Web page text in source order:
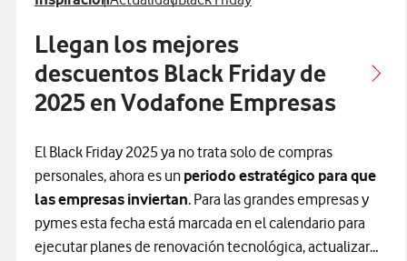
Llegan los mejores
descuentos Black Friday de
2025 en Vodafone Empresas
El Black Friday 2025 ya no trata solo de compras
personales, ahora es un periodo estratégico para que
las empresas inviertan. Para las grandes empresas y
pymes esta fecha está marcada en el calendario para
ejecutar planes de renovación tecnológica, actualizar